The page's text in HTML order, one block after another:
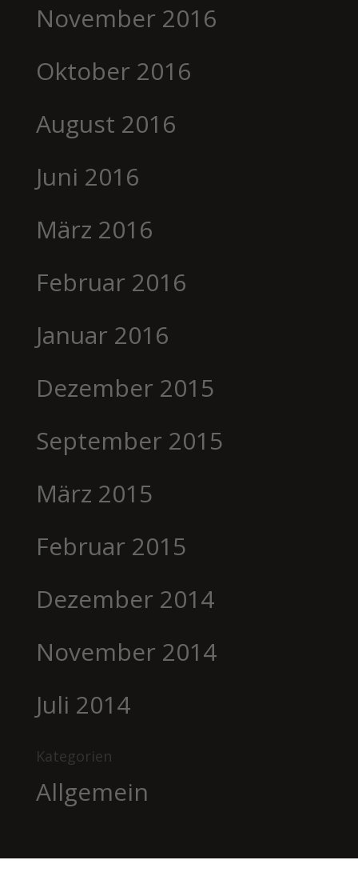
November 2016
Oktober 2016
August 2016
Juni 2016
März 2016
Februar 2016
Januar 2016
Dezember 2015
September 2015
März 2015
Februar 2015
Dezember 2014
November 2014
Juli 2014
Kategorien
Allgemein